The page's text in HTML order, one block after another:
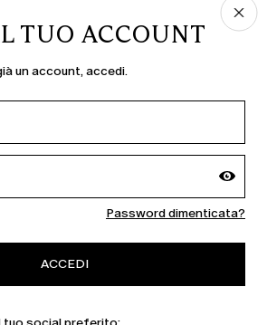
TUO ACCOUNT
un account, accedi.
Password dimenticata?
ACCEDI